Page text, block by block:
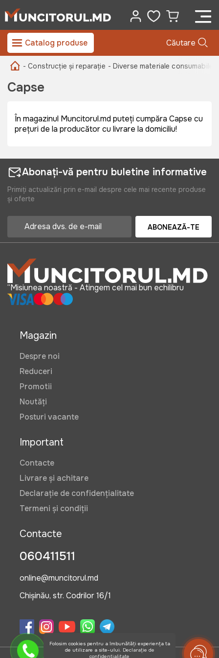
Catalog produse Căutare
- Construcție și reparație - Diverse materiale consumabile -
Capse
În magazinul Muncitorul.md puteți cumpăra Capse cu
prețuri de la producător cu livrare la domiciliu!
Abonați-vă pentru buletine informative
Primiți actualizări prin e-mail despre cele mai recente produse
și oferte
ABONEAZĂ-TE
“Misiunea noastră - Atingem cel mai bun echilibru
Magazin
Despre noi
Reduceri
Promotii
Noutăți
Posturi vacante
Important
Contacte
Livrare și achitare
Declarație de confidențialitate
Termeni și condiții
Contacte
060411511
online@muncitorul.md
Chișinău, str. Codrilor 16/1
Folosim cookies pentru a îmbunătăți experiența ta
de utilizare a site-ului. Declarație de
confidențialitate